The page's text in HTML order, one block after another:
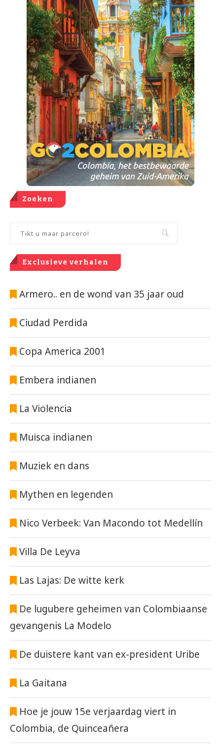
Zoeken
Exclusieve verhalen
Armero.. en de wond van 35 jaar oud
Ciudad Perdida
Copa America 2001
Embera indianen
La Violencia
Muisca indianen
Muziek en dans
Mythen en legenden
Nico Verbeek: Van Macondo tot Medellín
Villa De Leyva
Las Lajas: De witte kerk
De lugubere geheimen van Colombiaanse
gevangenis La Modelo
De duistere kant van ex-president Uribe
La Gaitana
Hoe je jouw 15e verjaardag viert in
Colombia, de Quinceañera